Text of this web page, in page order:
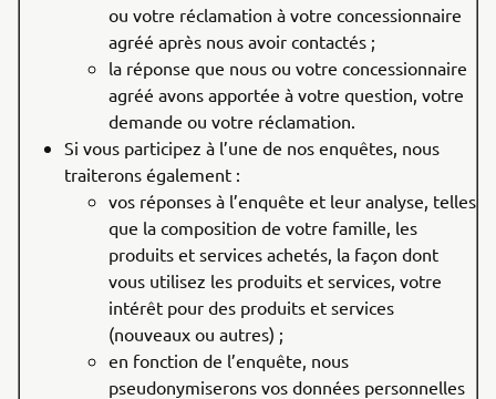
ou votre réclamation à votre concessionnaire
agréé après nous avoir contactés ;
la réponse que nous ou votre concessionnaire
agréé avons apportée à votre question, votre
demande ou votre réclamation.
Si vous participez à l’une de nos enquêtes, nous
traiterons également :
vos réponses à l’enquête et leur analyse, telles
que la composition de votre famille, les
produits et services achetés, la façon dont
vous utilisez les produits et services, votre
intérêt pour des produits et services
(nouveaux ou autres) ;
en fonction de l’enquête, nous
pseudonymiserons vos données personnelles